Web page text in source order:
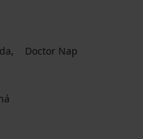
Doctor Nap